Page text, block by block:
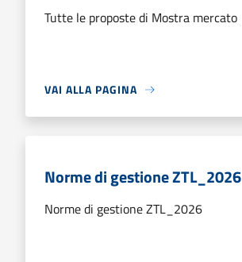
Tutte le proposte di Mostra mercato
VAI ALLA PAGINA
Norme di gestione ZTL_2026
Norme di gestione ZTL_2026